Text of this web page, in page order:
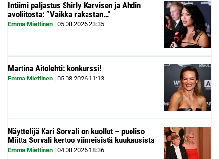
Intiimi paljastus Shirly Karvisen ja Ahdin
avoliitosta: ”Vaikka rakastan…”
Emma Miettinen | 05.08.2026 23:35
Martina Aitolehti: konkurssi!
Emma Miettinen | 05.08.2026 11:13
Näyttelijä Kari Sorvali on kuollut – puoliso
Miitta Sorvali kertoo viimeisistä kuukausista
Emma Miettinen | 04.08.2026 18:36